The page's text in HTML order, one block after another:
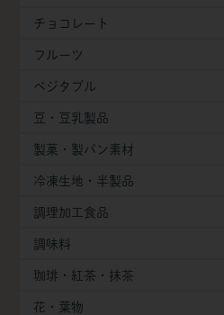
チョコレート
フルーツ
ベジタブル
豆・豆乳製品
製菓・製パン素材
冷凍生地・半製品
調理加工食品
調味料
珈琲・紅茶・抹茶
花・葉物